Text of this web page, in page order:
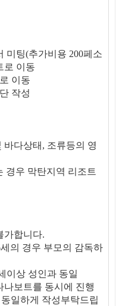
미팅(추가비용 200페소
로 이동
이동
작성
다상태, 조류등의 영
경우 막탄지역 리조트
가합니다.
의 경우 부모의 감독하
이상 성인과 동일
보트를 동시에 진행
일하게 작성부탁드립